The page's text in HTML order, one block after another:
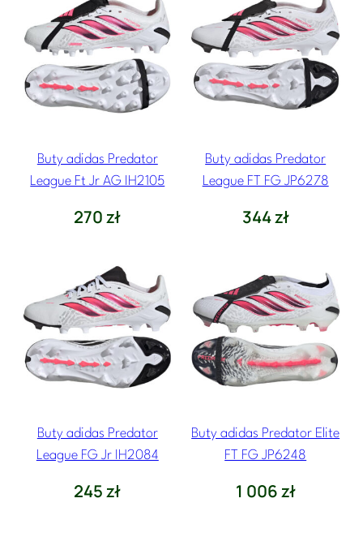
Buty adidas Predator
League Ft Jr AG IH2105
270zł
Buty adidas Predator
League FT FG JP6278
344zł
Buty adidas Predator
League FG Jr IH2084
245zł
Buty adidas Predator Elite
FT FG JP6248
1 006zł